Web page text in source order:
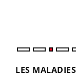
LES MALADIES